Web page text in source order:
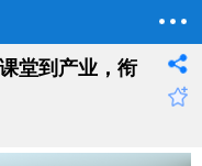
堂到产业，衔